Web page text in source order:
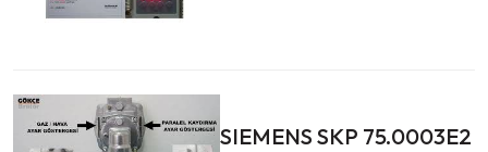
SIEMENS SKP 75.0003E2